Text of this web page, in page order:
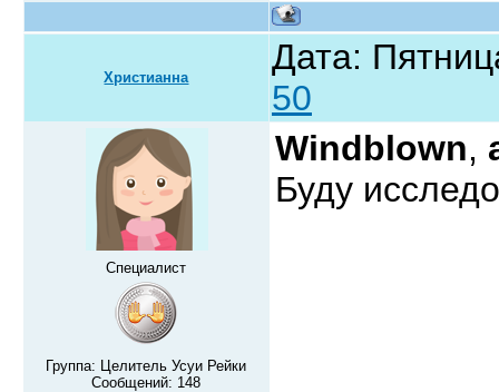
Христианна
Дата:
50
Специалист
Группа: Целитель Усуи Рейки
Сообщений: 148
Windblown,
Буду